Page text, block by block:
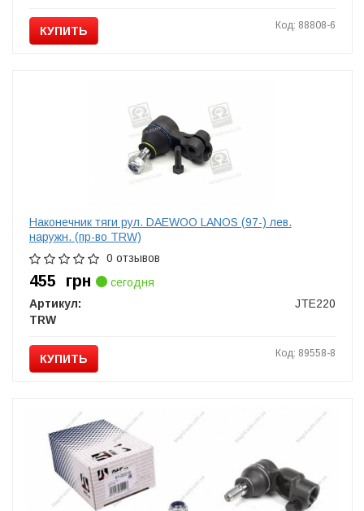
КУПИТЬ Код: 88808-6
Наконечник тяги рул. DAEWOO LANOS (97-) лев.
наружн. (пр-во TRW)
0 отзывов
455 грн
сегодня
Артикул:
JTE220
TRW
КУПИТЬ Код: 89558-8